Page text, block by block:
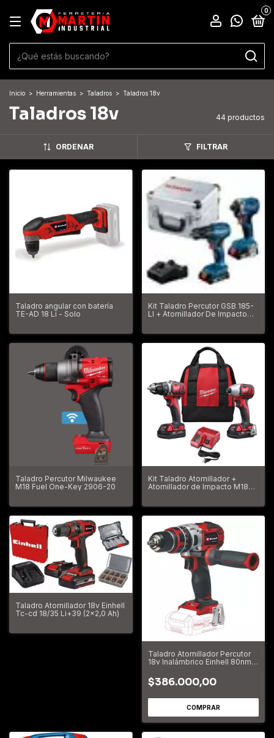
0
Inicio > Herramientas > Taladros > Taladros 18v
Taladros 18v 44 productos
ORDENAR FILTRAR
Taladro angular con batería
TE-AD 18 Li - Solo
Kit Taladro Percutor GSB 185-
LI + Atornillador De Impacto
Taladro Percutor Milwaukee
M18 Fuel One-Key 2906-20
Kit Taladro Atornillador +
Atornillador de Impacto M18
Taladro Atornillador 18v Einhell
Tc-cd 18/35 Li+39 (2x2,0 Ah)
Taladro Atornillador Percutor
18v Inalámbrico Einhell 80nm
$386.000,00